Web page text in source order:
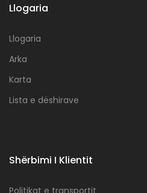
Llogaria
Llogaria
Arka
Karta
Lista e dëshirave
Shërbimi I Klientit
Politikat e transportit